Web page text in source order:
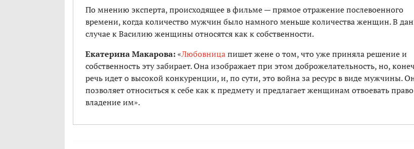
По мнению эксперта, происходящее в фильме — прямое отражение послевоенного
времени, когда количество мужчин было намного меньше количества женщин. В
случае к Василию женщины относятся как к собственности.
Екатерина Макарова:«Любовницапишет жене о том, что уже приняла решение и
собственность эту забирает. Она изображает при этом доброжелательность, но,
речь идет о высокой конкуренции, и, по сути, это война за ресурс в виде мужчины.
позволяет относиться к себе как к предмету и предлагает женщинам отвоевать
владение им».